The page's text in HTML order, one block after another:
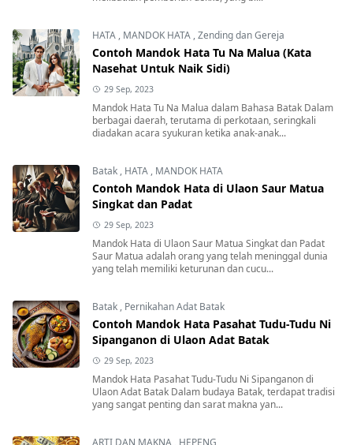
HATA , MANDOK HATA ,Zending dan Gereja
Contoh Mandok Hata Tu Na Malua (Kata
Nasehat Untuk Naik Sidi)
29 Sep, 2023
Mandok Hata Tu Na Malua dalam Bahasa Batak Dalam
berbagai daerah, terutama di perkotaan, seringkali
diadakan acara syukuran ketika anak-anak...
Batak , HATA , MANDOK HATA
Contoh Mandok Hata di Ulaon Saur Matua
Singkat dan Padat
29 Sep, 2023
Mandok Hata di Ulaon Saur Matua Singkat dan Padat
Saur Matua adalah orang yang telah meninggal dunia
yang telah memiliki keturunan dan cucu...
Batak , Pernikahan Adat Batak
Contoh Mandok Hata Pasahat Tudu-Tudu Ni
Sipanganon di Ulaon Adat Batak
29 Sep, 2023
Mandok Hata Pasahat Tudu-Tudu Ni Sipanganon di
Ulaon Adat Batak Dalam budaya Batak, terdapat tradisi
yang sangat penting dan sarat makna yan...
ARTI DAN MAKNA , HEPENG